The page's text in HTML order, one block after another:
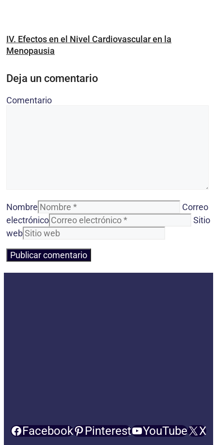
IV. Efectos en el Nivel Cardiovascular en la
Menopausia
Deja un comentario
Comentario
Nombre
Correo
electrónico
Sitio
web
Facebook Pinterest YouTube X